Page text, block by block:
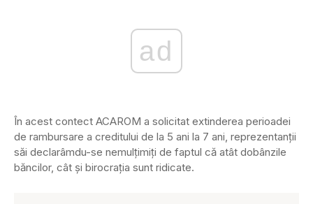
ad
În acest contect ACAROM a solicitat extinderea perioadei
de rambursare a creditului de la 5 ani la 7 ani, reprezentanţii
săi declarâmdu-se nemulţimiţi de faptul că atât dobânzile
băncilor, cât şi birocraţia sunt ridicate.